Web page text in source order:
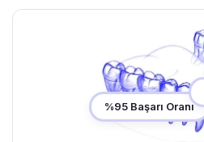
%95 Başarı Oranı